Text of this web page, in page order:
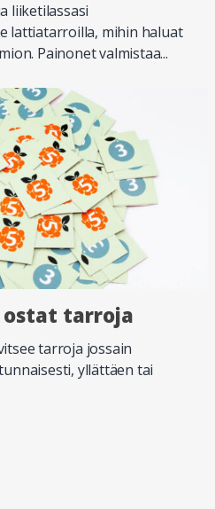
liiketilassasi
lattiatarroilla, mihin haluat
Painonet valmistaa...
ostat tarroja
tarroja jossain
yllättäen tai